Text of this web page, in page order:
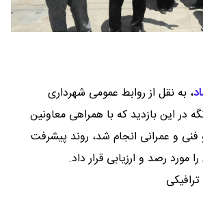
، به نقل از روابط عمومی شهرداری
در این بازدید که با همراهی معاونین
و عمرانی انجام شد، روند پیشرفت
مورد رصد و ارزیابی قرار داد.